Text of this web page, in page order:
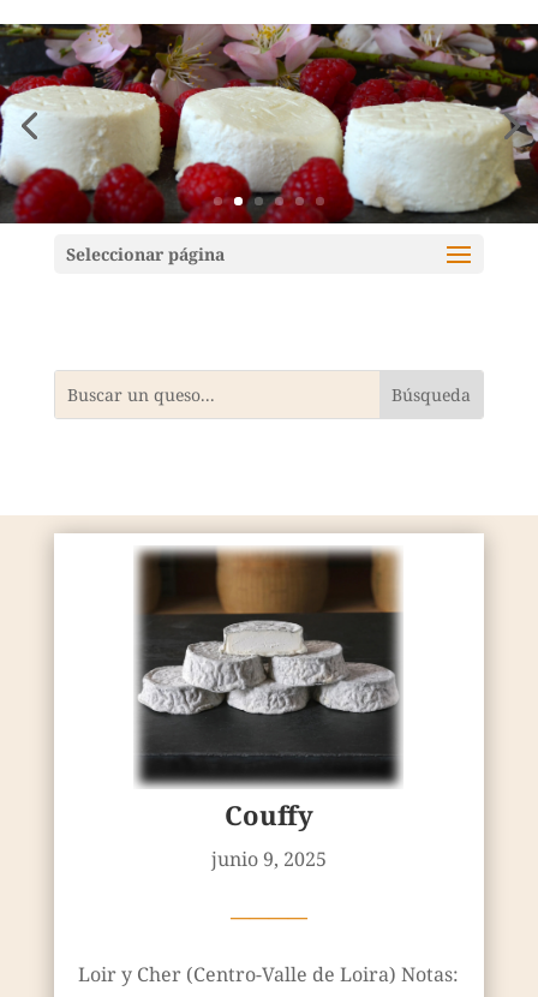
Mundoquesos
Seleccionar página
Couffy
junio 9, 2025
————
Loir y Cher (Centro-Valle de Loira) Notas: